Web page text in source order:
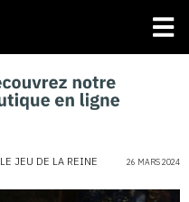
LE JEU DE LA REINE 26 MARS 2024